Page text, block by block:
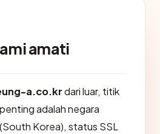
amati
a.co.krdari luar, titik
adalah negara
Korea), status SSL